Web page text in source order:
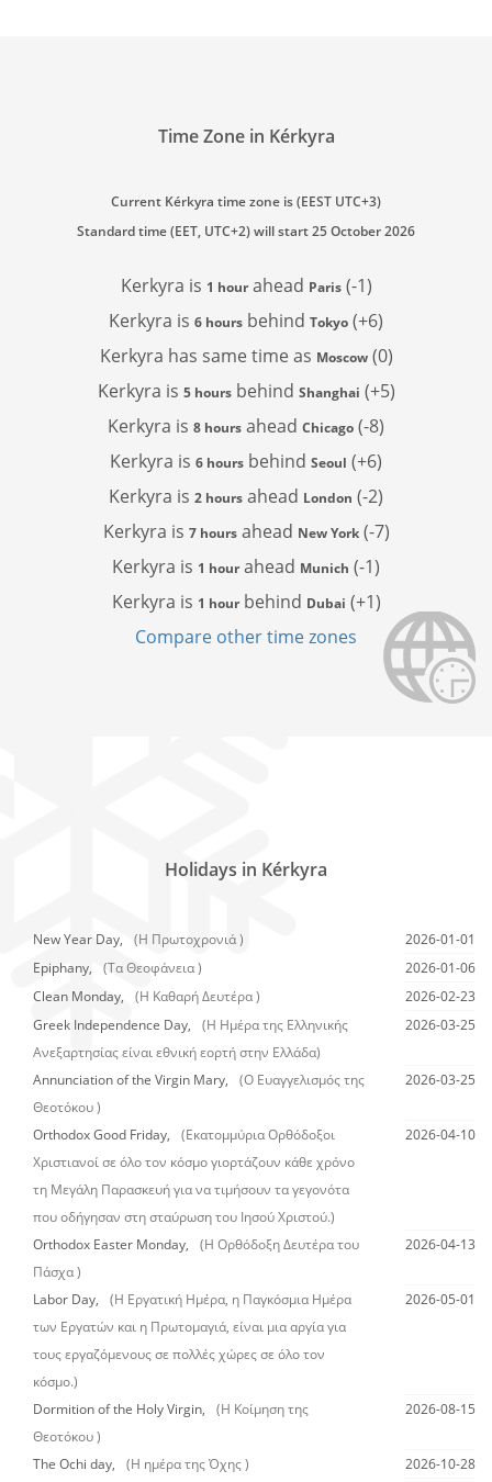
Time Zone in Kérkyra
Current Kérkyra time zone is (EEST UTC+3)
Standard time (EET, UTC+2) will start 25 October 2026
Kerkyra is 1 hourahead Paris(-1)
Kerkyra is 6 hours behind Tokyo (+6)
Kerkyra has same time as Moscow(0)
Kerkyra is 5 hoursbehind Shanghai (+5)
Kerkyra is 8 hours ahead Chicago (-8)
Kerkyra is 6 hours behind Seoul (+6)
Kerkyra is 2 hours ahead London (-2)
Kerkyra is 7 hoursahead New York(-7)
Kerkyra is 1 hourahead Munich (-1)
Kerkyra is 1 hourbehind Dubai (+1)
Compare other time zones
Holidays in Kérkyra
New Year Day, (Η Πρωτοχρονιά )
2026-01-01
Epiphany,
(Τα Θεοφάνεια )
2026-01-06
Clean Monday,
(Η Καθαρή Δευτέρα )
2026-02-23
Greek Independence Day,
(Η Ημέρα της Ελληνικής
Ανεξαρτησίας είναι εθνική εορτή στην Ελλάδα)
2026-03-25
Annunciation of the Virgin Mary,
(Ο Ευαγγελισμός της
Θεοτόκου )
2026-03-25
Orthodox Good Friday,
(Εκατομμύρια Ορθόδοξοι
Χριστιανοί σε όλο τον κόσμο γιορτάζουν κάθε χρόνο
τη Μεγάλη Παρασκευή για να τιμήσουν τα γεγονότα
που οδήγησαν στη σταύρωση του Ιησού Χριστού.)
2026-04-10
Orthodox Easter Monday,
(Η Ορθόδοξη Δευτέρα του
Πάσχα )
2026-04-13
Labor Day,
(Η Εργατική Ημέρα, η Παγκόσμια Ημέρα
των Εργατών και η Πρωτομαγιά, είναι μια αργία για
τους εργαζόμενους σε πολλές χώρες σε όλο τον
κόσμο.)
2026-05-01
Dormition of the Holy Virgin,
(Η Κοίμηση της
Θεοτόκου )
2026-08-15
The Ochi day, (Η ημέρα της Όχης )
2026-10-28